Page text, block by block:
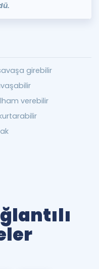
girebilir
verebilir